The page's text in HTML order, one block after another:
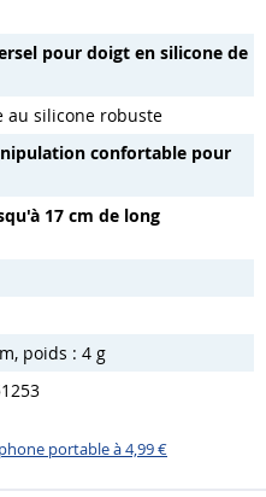
pour doigt en silicone de
au silicone robuste
confortable pour
17 cm de long
poids : 4 g
portable à 4,99 €